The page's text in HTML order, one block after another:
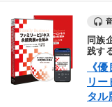
同族
践す
《
リ
タル